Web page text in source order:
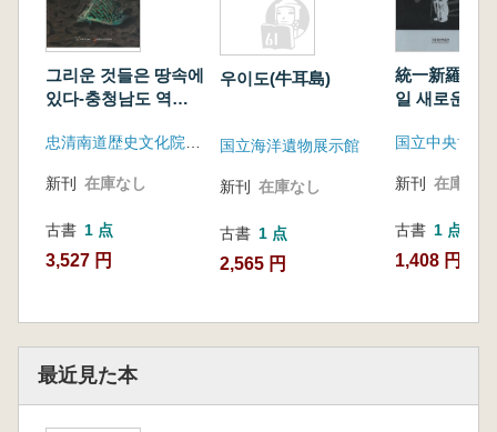
그리운 것들은 땅속에
있다-충청남도 역사
문화재 (懐かしいも
南道歴史文化院新発
新刊 在庫なし
古書 1 点
3,527 円
우이도(牛耳島)
国立海洋遺物展示館
新刊 在庫なし
古書 1 点
2,565 円
統一新羅 첫
일 새로운 나
国立中央博物
新刊 在庫なし
古書 1 点
1,408 円
最近見た本